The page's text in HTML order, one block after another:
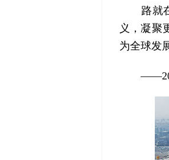
路就在
义，凝聚
为全球发